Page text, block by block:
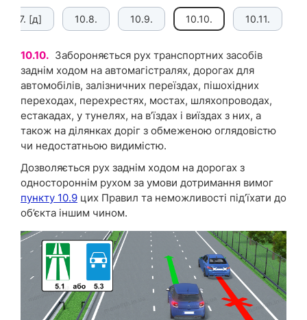
10.7. [д] 10.8. 10.9. 10.10. 10.11.
10.10. Забороняється рух транспортних засобів
заднім ходом на автомагістралях, дорогах для
автомобілів, залізничних переїздах, пішохідних
переходах, перехрестях, мостах, шляхопроводах,
естакадах, у тунелях, на в’їздах і виїздах з них, а
також на ділянках доріг з обмеженою оглядовістю
чи недостатньою видимістю.
Дозволяється рух заднім ходом на дорогах з
одностороннім рухом за умови дотримання вимог
пункту 10.9 цих Правил та неможливості під’їхати до
об’єкта іншим чином.